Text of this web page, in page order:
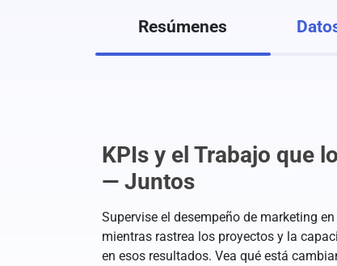
Resúmenes
KPIs y el Trabajo que
— Juntos
Supervise el desempeño de marketing
mientras rastrea los proyectos y la
en esos resultados. Vea qué está